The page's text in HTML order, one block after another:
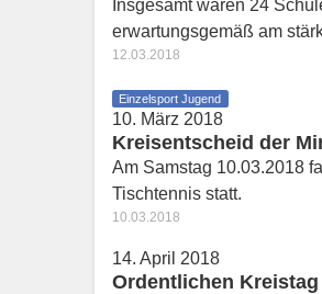
Insgesamt waren 24
erwartungsgemäß am
12.03.2018
Einzelsport Jugend
10. März 2018
Kreisentscheid der
Am Samstag 10.03.2018
Tischtennis statt.
10.03.2018
14. April 2018
Ordentlichen Kreistag